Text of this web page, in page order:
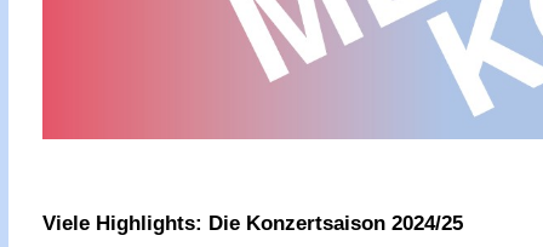
Viele Highlights: Die Konzertsaison 2024/25